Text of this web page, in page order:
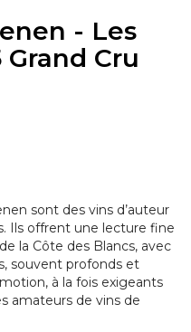
- Les
Cru
sont des vins d’auteur
. Ils offrent une lecture fine
la Côte des Blancs, avec
souvent profonds et
à la fois exigeants
amateurs de vins de